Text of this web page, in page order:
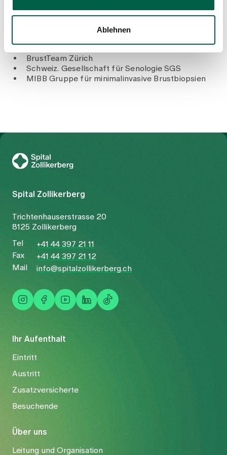
Ablehnen
Verbindung Schweizer Aerzte FMH
Ärztegesellschaft des Kantons Zürich AGZ
BrustTeam Zürich
Schweiz. Gesellschaft für Senologie SGS
MIBB Gruppe für minimalinvasive Brustbiopsien
Ihr Aufenthalt
Eintritt
Austritt
Zusatzversicherte
Besuchende
Über uns
Leitung und Organisation
Spital Zollikerberg
Trichtenhauserstrasse 20
8125 Zollikerberg
Tel
+41 44 397 21 11
Fax
+41 44 397 21 12
Mail
info@spitalzollikerberg.ch